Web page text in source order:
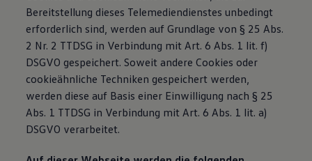
Bereitstellung dieses Telemediendienstes unbedingt
erforderlich sind, werden auf Grundlage von § 25 Abs.
2 Nr. 2 TTDSG in Verbindung mit Art. 6 Abs. 1 lit. f)
DSGVO gespeichert. Soweit andere Cookies oder
cookieähnliche Techniken gespeichert werden,
werden diese auf Basis einer Einwilligung nach § 25
Abs. 1 TTDSG in Verbindung mit Art. 6 Abs. 1 lit. a)
DSGVO verarbeitet.